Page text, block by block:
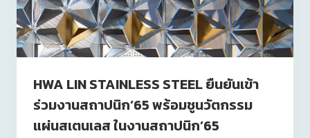
HWA LIN STAINLESS STEEL ยืนยันเข้า
ร่วมงานสถาปนิก’65 พร้อมชูนวัตกรรม
แผ่นสเตนเลส ในงานสถาปนิก’65